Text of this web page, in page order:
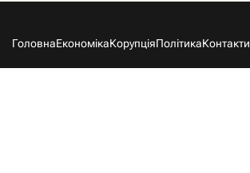
ГоловнаЕкономікаКорупціяПолітикаКонтакти